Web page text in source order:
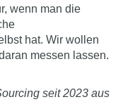
wenn man die
hat. Wir wollen
messen lassen.
seit 2023 aus